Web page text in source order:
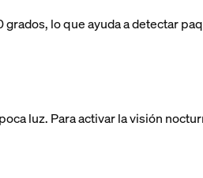
grados, lo que ayuda a detectar
luz. Para activar la visión